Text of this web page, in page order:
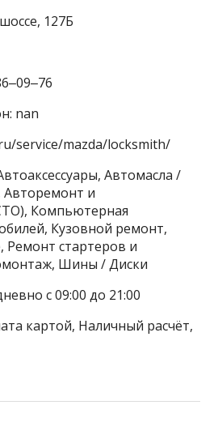
127Б
nan
service/mazda/locksmith/
Автомасла /
и
Компьютерная
Кузовной ремонт,
Ремонт стартеров и
Шины / Диски
с 09:00 до 21:00
картой, Наличный расчёт,